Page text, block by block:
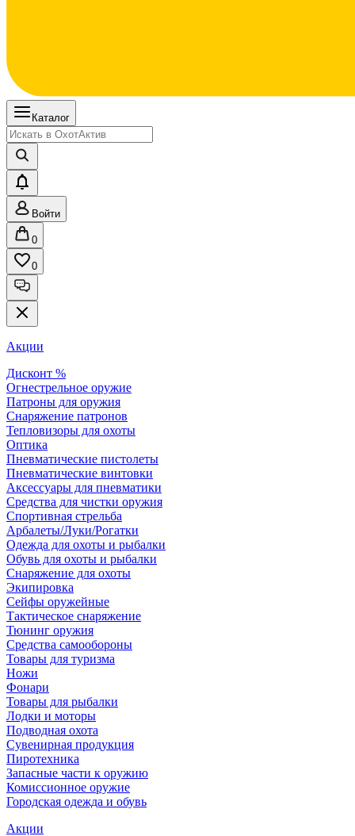
Каталог
Войти
0
0
Акции
Дисконт %
Огнестрельное оружие
Патроны для оружия
Снаряжение патронов
Тепловизоры для охоты
Оптика
Пневматические пистолеты
Пневматические винтовки
Аксессуары для пневматики
Средства для чистки оружия
Спортивная стрельба
Арбалеты/Луки/Рогатки
Одежда для охоты и рыбалки
Обувь для охоты и рыбалки
Снаряжение для охоты
Экипировка
Сейфы оружейные
Тактическое снаряжение
Тюнинг оружия
Средства самообороны
Товары для туризма
Ножи
Фонари
Товары для рыбалки
Лодки и моторы
Подводная охота
Сувенирная продукция
Пиротехника
Запасные части к оружию
Комиссионное оружие
Городская одежда и обувь
Акции